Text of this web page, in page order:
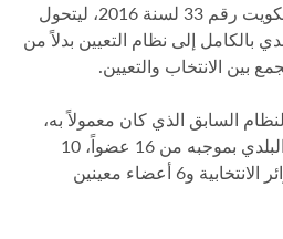
يقضي بتعديل قانون بلدية الكويت رقم 33 لسنة 2016، ليتحول
بالكامل إلى نظام التعيين بدلاً من
بين الانتخاب والتعيين.
السابق الذي كان معمولاً به،
والذي كان يتكون المجلس البلدي بموجبه من 16 عضواً، 10
أعضاء منتخبين يمثلون الدوائر الانتخابية و6 أعضاء معينين